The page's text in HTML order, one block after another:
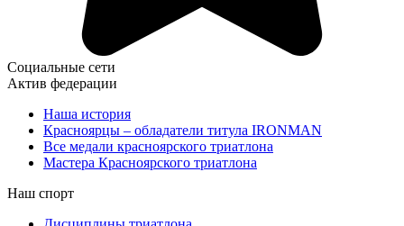
Социальные сети
Актив федерации
Наша история
Красноярцы – обладатели титула IRONMAN
Все медали красноярского триатлона
Мастера Красноярского триатлона
Наш спорт